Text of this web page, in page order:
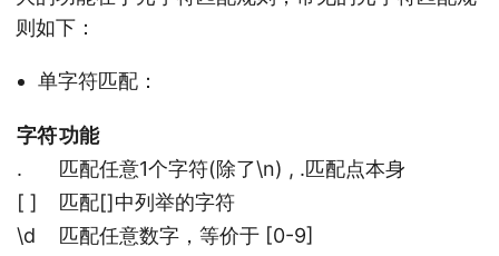
则如下：
单字符匹配：
字符功能
.
匹配任意1个字符(除了\n) , .匹配点本身
[ ]
匹配[]中列举的字符
\d
匹配任意数字，等价于 [0-9]